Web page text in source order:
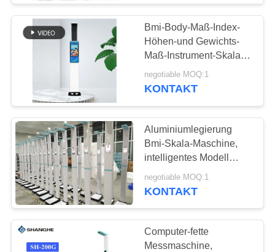
WERKSBESICHTIGUNG
QUALITÄTSKONTROLLE
KONTAKT
MIT
UNS
BITTE
UM
EIN
ANGEBOT
Bmi-Body-Maß-Index-
Höhen-und Gewichts-
Maß-Instrument-Skala
für Fitnessstudio
negotiable MOQ:1
KONTAKT
Aluminiumlegierung
Bmi-Skala-Maschine,
intelligentes Modell
Bluetooths Bmi Skala-
Sh 200G
negotiable MOQ:1
KONTAKT
Computer-fette
Messmaschine,